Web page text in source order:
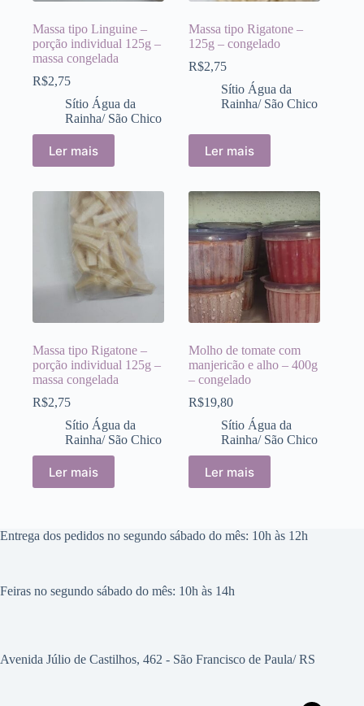
Massa tipo Linguine –
porção individual 125g –
massa congelada
R$2,75
Sítio Água da
Rainha/ São Chico
Ler mais
Massa tipo Rigatone –
125g – congelado
R$2,75
Sítio Água da
Rainha/ São Chico
Ler mais
Massa tipo Rigatone –
porção individual 125g –
massa congelada
R$2,75
Sítio Água da
Rainha/ São Chico
Ler mais
Molho de tomate com
manjericão e alho – 400g
– congelado
R$19,80
Sítio Água da
Rainha/ São Chico
Ler mais
Entrega dos pedidos no segundo sábado do mês: 10h às 12h
Feiras no segundo sábado do mês: 10h às 14h
Avenida Júlio de Castilhos, 462 - São Francisco de Paula/ RS